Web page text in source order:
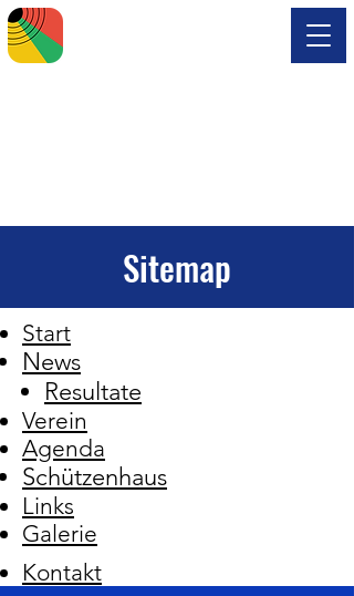
Sitemap
Start
News
Resultate
Verein
Agenda
Schützenhaus
Links
Galerie
Kontakt